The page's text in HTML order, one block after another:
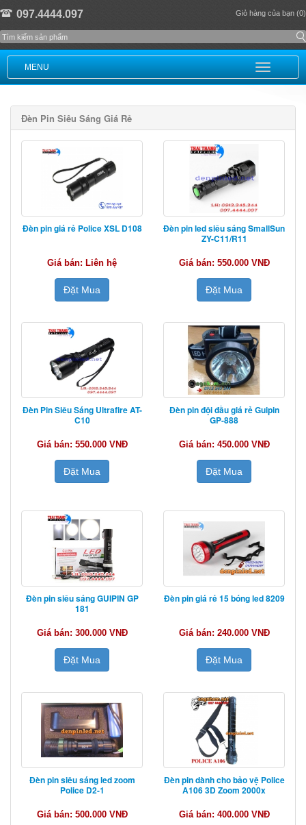
097.4444.097 Giỏ hàng của bạn (0)
MENU
Đèn Pin Siêu Sáng Giá Rẻ
Đèn pin giá rẻ Police XSL D108
Giá bán: Liên hệ
Đặt Mua
Đèn pin led siêu sáng SmallSun
ZY-C11/R11
Giá bán: 550.000 VNĐ
Đặt Mua
Đèn Pin Siêu Sáng Ultrafire AT-
C10
Giá bán: 550.000 VNĐ
Đặt Mua
Đèn pin đội đầu giá rẻ Guipin
GP-888
Giá bán: 450.000 VNĐ
Đặt Mua
Đèn pin siêu sáng GUIPIN GP
181
Giá bán: 300.000 VNĐ
Đặt Mua
Đèn pin giá rẻ 15 bóng led 8209
Giá bán: 240.000 VNĐ
Đặt Mua
Đèn pin siêu sáng led zoom
Police D2-1
Giá bán: 500.000 VNĐ
Đèn pin dành cho bảo vệ Police
A106 3D Zoom 2000x
Giá bán: 400.000 VNĐ